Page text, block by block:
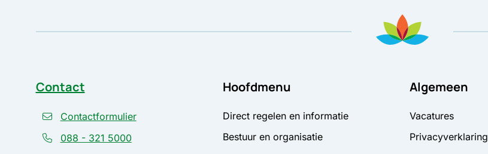
Contact
Contactformulier
088 - 321 5000
Hoofdmenu
Direct regelen en informatie
Bestuur en organisatie
Algemeen
Vacatures
Privacyverklaring